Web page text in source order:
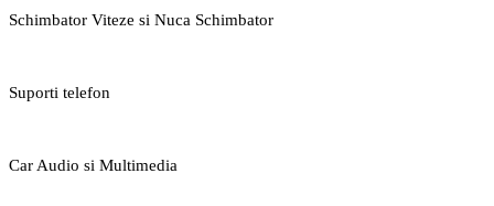
Schimbator Viteze si Nuca Schimbator
Suporti telefon
Car Audio si Multimedia